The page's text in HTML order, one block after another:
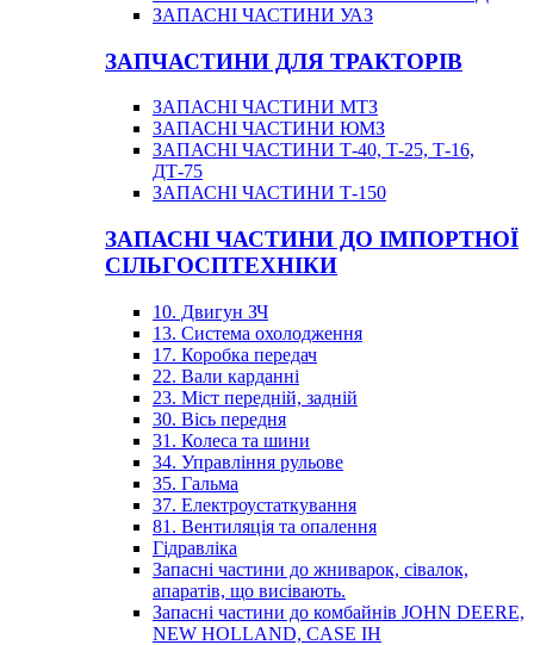
ЗАПАСНІ ЧАСТИНИ УАЗ
ЗАПЧАСТИНИ ДЛЯ ТРАКТОРІВ
ЗАПАСНІ ЧАСТИНИ МТЗ
ЗАПАСНІ ЧАСТИНИ ЮМЗ
ЗАПАСНІ ЧАСТИНИ Т-40, Т-25, Т-16,
ДТ-75
ЗАПАСНІ ЧАСТИНИ Т-150
ЗАПАСНІ ЧАСТИНИ ДО ІМПОРТНОЇ
СІЛЬГОСПТЕХНІКИ
10. Двигун ЗЧ
13. Система охолодження
17. Коробка передач
22. Вали карданні
23. Міст передній, задній
30. Вісь передня
31. Колеса та шини
34. Управління рульове
35. Гальма
37. Електроустаткування
81. Вентиляція та опалення
Гідравліка
Запасні частини до жниварок, сівалок,
апаратів, що висівають.
Запасні частини до комбайнів JOHN DEERE,
NEW HOLLAND, CASE IH